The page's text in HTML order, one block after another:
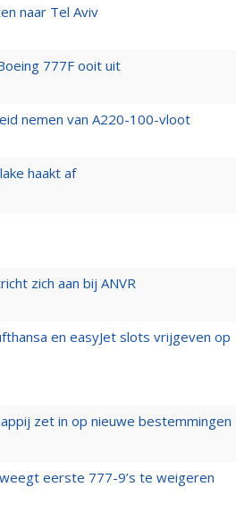
naar Tel Aviv
777F ooit uit
nemen van A220-100-vloot
haakt af
zich aan bij ANVR
en easyJet slots vrijgeven op
zet in op nieuwe bestemmingen
eerste 777-9’s te weigeren